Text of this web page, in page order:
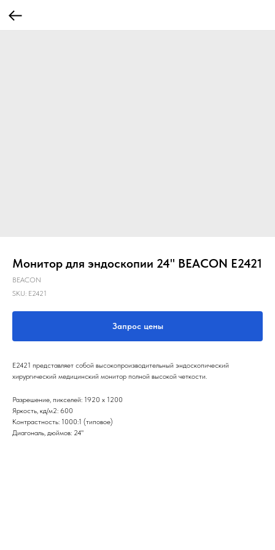
Монитор для эндоскопии 24" BEACON E2421
BEACON
SKU: E2421
Запрос цены
E2421 представляет собой высокопроизводительный эндоскопический
хирургический медицинский монитор полной высокой четкости.
Разрешение, пикселей: 1920 х 1200
Яркость, кд/м2: 600
Контрастность: 1000:1 (типовое)
Диагональ, дюймов: 24"